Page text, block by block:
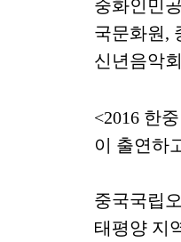
중화인민
국문화원 ,
신년음악
<2016 한
이 출연하
중국국립
태평양 지